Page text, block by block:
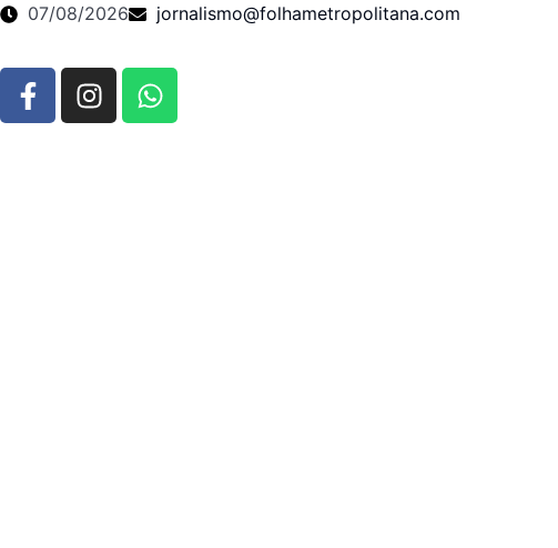
07/08/2026 jornalismo@folhametropolitana.com